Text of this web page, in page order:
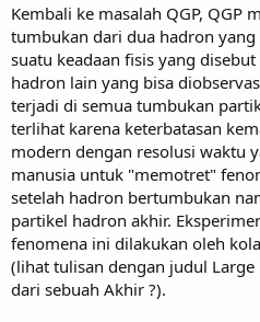
Kembali ke masalah QGP, QGP
tumbukan dari dua hadron
suatu keadaan fisis yang
hadron lain yang bisa
terjadi di semua tumbukan
terlihat karena keterbatasan
modern dengan resolusi waktu
manusia untuk "memotret"
setelah hadron bertumbukan
partikel hadron akhir.
fenomena ini dilakukan oleh
(lihat tulisan dengan judul Large
dari sebuah Akhir ?).